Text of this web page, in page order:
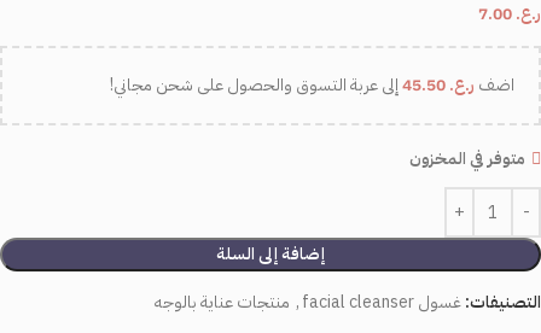
ر.ع.
اضف ر.ع. إلى عربة التسوق والحصول على شحن مجاني!
متوفر في المخزون
إضافة إلى السلة
التصنيفات:غسول facial cleanser , منتجات عناية بالوجه